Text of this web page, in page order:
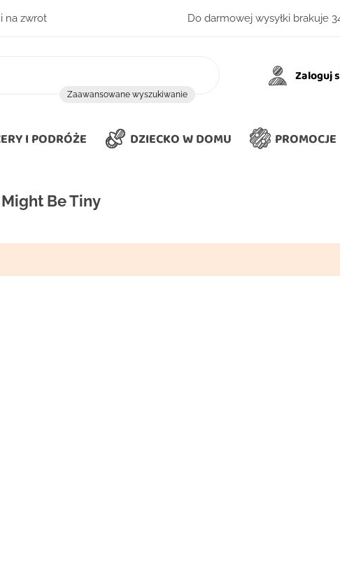
na zwrot Do darmowej wysyłki brakuje
Zaawansowane wyszukiwanie
Zaloguj
I PODRÓŻE DZIECKO W DOMU PROMOCJE
Be Tiny